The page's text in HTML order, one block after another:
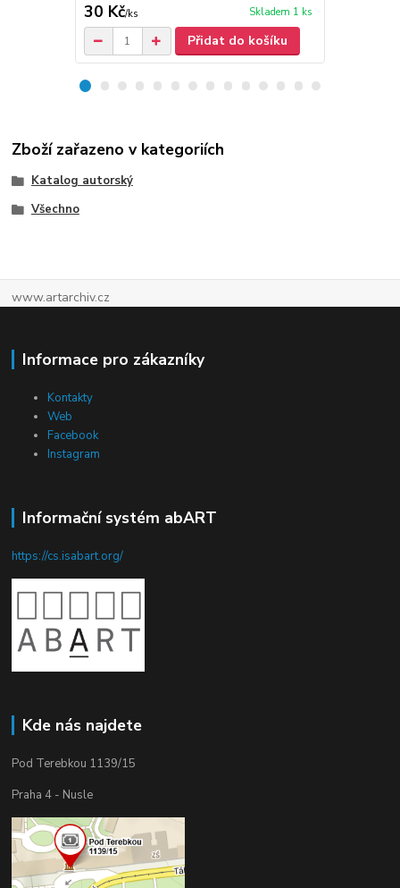
30 Kč/ks Skladem 1 ks
Přidat do košíku
Zboží zařazeno v kategoriích
Katalog autorský
Všechno
www.artarchiv.cz
Informace pro zákazníky
Kontakty
Web
Facebook
Instagram
Informační systém abART
https://cs.isabart.org/
Kde nás najdete
Pod Terebkou 1139/15
Praha 4 - Nusle